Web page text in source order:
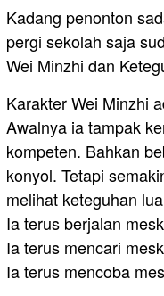
Kadang penonton
pergi sekolah saja
Wei Minzhi dan
Karakter Wei Minzhi
Awalnya ia tampak
kompeten. Bahkan
konyol. Tetapi
melihat keteguhan
Ia terus berjalan
Ia terus mencari
Ia terus mencoba